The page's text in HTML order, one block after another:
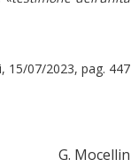
15/07/2023, pag. 447
G. Mocellin